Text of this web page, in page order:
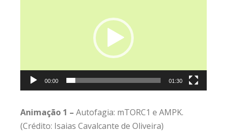
00:00 01:30
Animação 1 – Autofagia: mTORC1 e AMPK.
(Crédito: Isaias Cavalcante de Oliveira)